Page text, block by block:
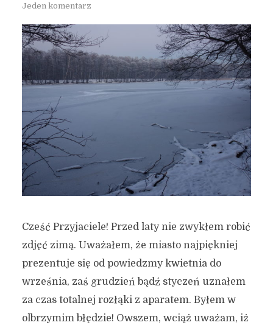
Jeden komentarz
Cześć Przyjaciele! Przed laty nie zwykłem robić
zdjęć zimą. Uważałem, że miasto najpiękniej
prezentuje się od powiedzmy kwietnia do
września, zaś grudzień bądź styczeń uznałem
za czas totalnej rozłąki z aparatem. Byłem w
olbrzymim błędzie! Owszem, wciąż uważam, iż